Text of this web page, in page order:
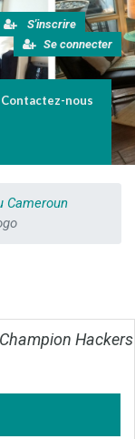
S'inscrire
Se connecter
Contactez-nous
Cameroun
Hackers